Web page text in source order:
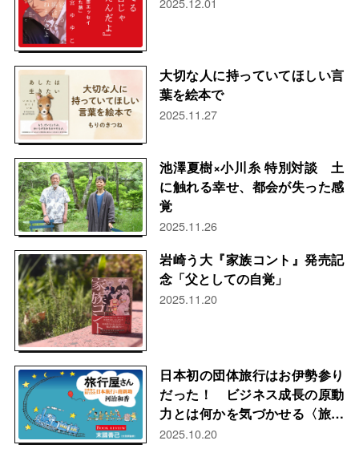
大切な人に持っていてほしい言
葉を絵本で
2025.11.27
池澤夏樹×小川糸 特別対談 土
に触れる幸せ、都会が失った感
覚
2025.11.26
岩崎う大『家族コント』発売記
念「父としての自覚」
2025.11.20
日本初の団体旅行はお伊勢参り
だった！ ビジネス成長の原動
力とは何かを気づかせる〈旅行
屋さん〉創業者の物語 末國善
2025.10.20